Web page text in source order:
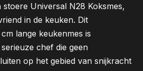
Universal N28 Koksmes,
in de keuken. Dit
lange keukenmes is
chef die geen
op het gebied van snijkracht